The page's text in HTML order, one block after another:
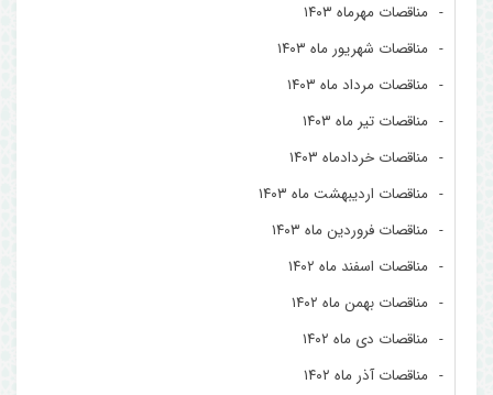
مناقصات مهرماه ۱۴۰۳
مناقصات شهریور ماه ۱۴۰۳
مناقصات مرداد ماه ۱۴۰۳
مناقصات تیر ماه ۱۴۰۳
مناقصات خردادماه ۱۴۰۳
مناقصات اردیبهشت ماه ۱۴۰۳
مناقصات فروردین ماه ۱۴۰۳
مناقصات اسفند ماه ۱۴۰۲
مناقصات بهمن ماه ۱۴۰۲
مناقصات دی ماه ۱۴۰۲
مناقصات آذر ماه ۱۴۰۲